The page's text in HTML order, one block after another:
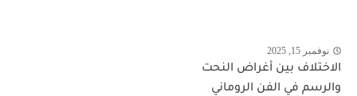
نوفمبر 15, 2025
الاختلاف بين أغراض النحت
والرسم في الفن الروماني